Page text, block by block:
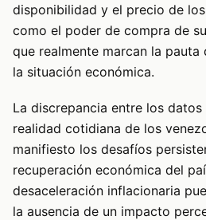
disponibilidad y el precio de
como el poder de compra de
que realmente marcan la pauta
la situación económica.
La discrepancia entre los
realidad cotidiana de los
manifiesto los desafíos
recuperación económica del
desaceleración inflacionaria
la ausencia de un impacto